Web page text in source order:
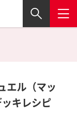
エル（マッ
ッキレシピ